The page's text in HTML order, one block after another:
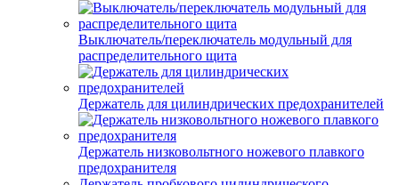
Выключатель/переключатель модульный для
распределительного щита
Держатель для цилиндрических предохранителей
Держатель низковольтного ножевого плавкого
предохранителя